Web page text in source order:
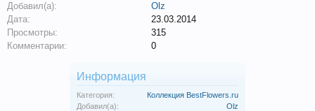
Добавил(а):
Olz
Дата:
23.03.2014
Просмотры:
315
Комментарии:
0
Информация
Категория:
Коллекция BestFlowers.ru
Добавил(а):
Olz